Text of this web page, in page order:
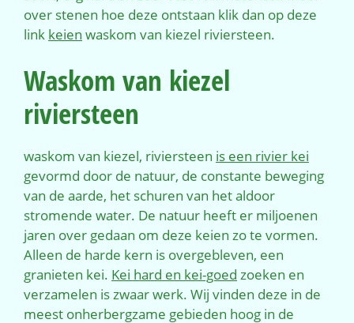
over stenen hoe deze ontstaan klik dan op deze
link keien waskom van kiezel riviersteen.
Waskom van kiezel
riviersteen
waskom van kiezel, riviersteen is een rivier kei
gevormd door de natuur, de constante beweging
van de aarde, het schuren van het aldoor
stromende water. De natuur heeft er miljoenen
jaren over gedaan om deze keien zo te vormen.
Alleen de harde kern is overgebleven, een
granieten kei. Kei hard en kei-goed zoeken en
verzamelen is zwaar werk. Wij vinden deze in de
meest onherbergzame gebieden hoog in de